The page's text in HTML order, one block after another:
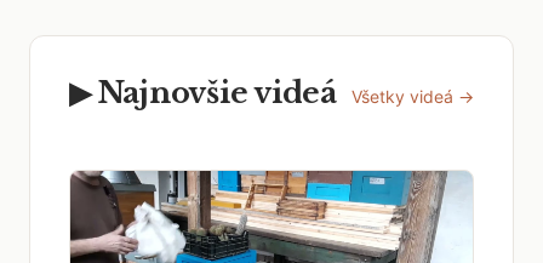
▶ Najnovšie videá Všetky videá →